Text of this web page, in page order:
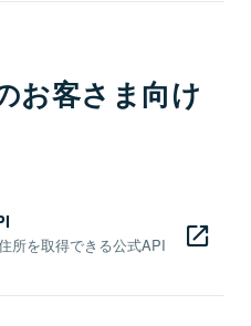
お客さま向け
所を取得できる公式API